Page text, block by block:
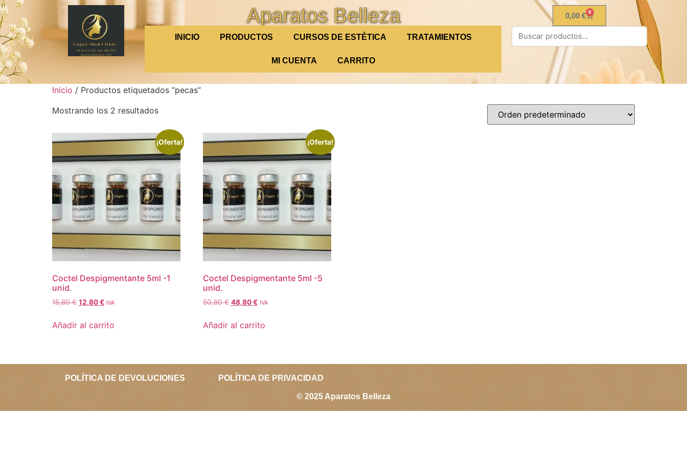
Aparatos Belleza
INICIO PRODUCTOS CURSOS DE ESTÉTICA TRATAMIENTOS
MI CUENTA CARRITO
0,00€ 0
Inicio / Productos etiquetados “pecas”
Mostrando los 2 resultados
¡Oferta!
Coctel Despigmentante 5ml -1
unid.
15,80€ 12,80€ IVA
Añadir al carrito
¡Oferta!
Coctel Despigmentante 5ml -5
unid.
50,80€ 48,80€ IVA
Añadir al carrito
POLÍTICA DE DEVOLUCIONES POLÍTICA DE PRIVACIDAD
© 2025 Aparatos Belleza